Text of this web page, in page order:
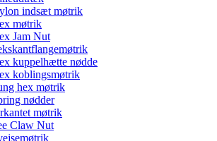
indsæt møtrik
møtrik
Jam Nut
kuppelhætte nødde
koblingsmøtrik
hex møtrik
nødder
møtrik
Claw Nut